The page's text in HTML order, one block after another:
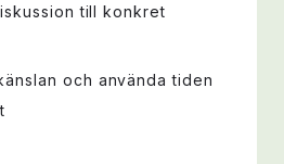
till konkret
och använda tiden